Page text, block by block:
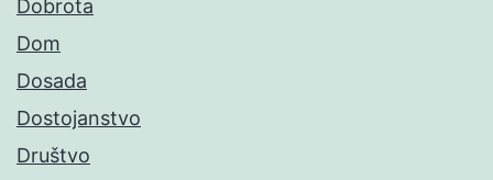
Dobrota
Dom
Dosada
Dostojanstvo
Društvo